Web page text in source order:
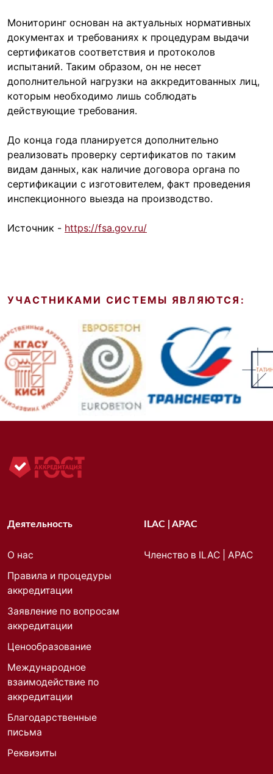
Мониторинг основан на актуальных нормативных
документах и требованиях к процедурам выдачи
сертификатов соответствия и протоколов
испытаний. Таким образом, он не несет
дополнительной нагрузки на аккредитованных лиц,
которым необходимо лишь соблюдать
действующие требования.
До конца года планируется дополнительно
реализовать проверку сертификатов по таким
видам данных, как наличие договора органа по
сертификации с изготовителем, факт проведения
инспекционного выезда на производство.
Источник - https://fsa.gov.ru/
УЧАСТНИКАМИ СИСТЕМЫ ЯВЛЯЮТСЯ:
Деятельность
О нас
Правила и процедуры
аккредитации
Заявление по вопросам
аккредитации
Ценообразование
Международное
взаимодействие по
аккредитации
Благодарственные
письма
Реквизиты
ILAC | APAC
Членство в ILAC | APAC